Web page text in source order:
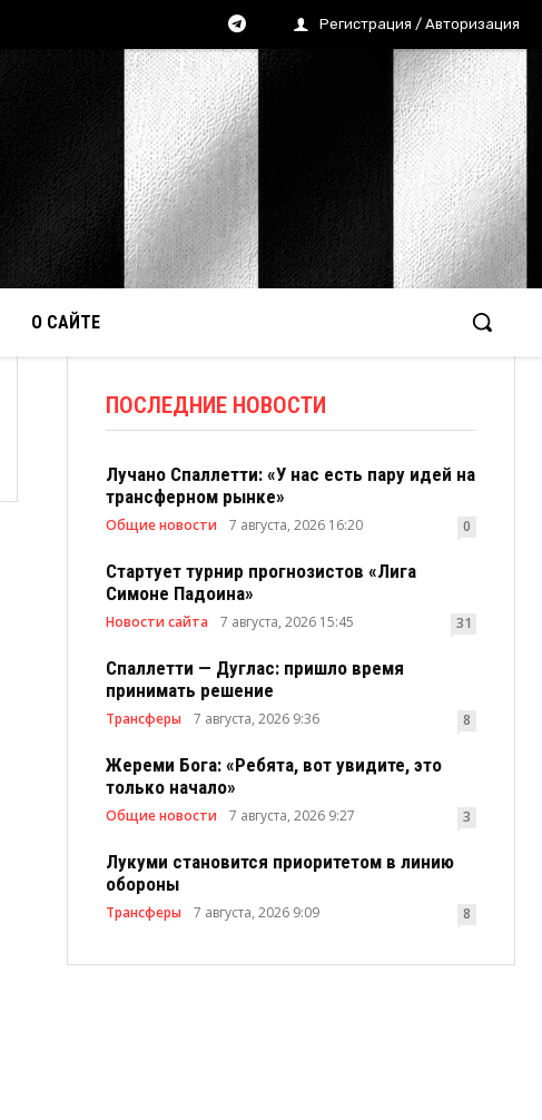
Регистрация / Авторизация
О САЙТЕ
ПОСЛЕДНИЕ НОВОСТИ
Лучано Спаллетти: «У нас есть пару идей на
трансферном рынке»
Общие новости 7 августа, 2026 16:20 0
Стартует турнир прогнозистов «Лига
Симоне Падоина»
Новости сайта 7 августа, 2026 15:45 31
Спаллетти — Дуглас: пришло время
принимать решение
Трансферы 7 августа, 2026 9:36 8
Жереми Бога: «Ребята, вот увидите, это
только начало»
Общие новости 7 августа, 2026 9:27 3
Лукуми становится приоритетом в линию
обороны
Трансферы 7 августа, 2026 9:09 8